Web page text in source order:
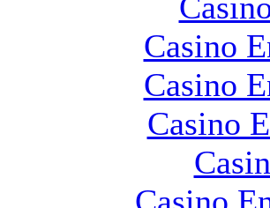
Casino
Casino
Casino